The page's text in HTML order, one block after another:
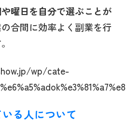
曜日を自分で選ぶことが
合間に効率よく副業を行
wp/cate-
る人について